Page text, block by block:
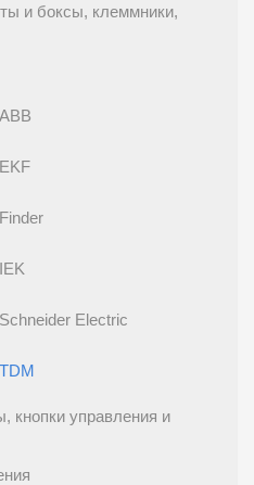
и боксы, клеммники,
Electric
кнопки управления и